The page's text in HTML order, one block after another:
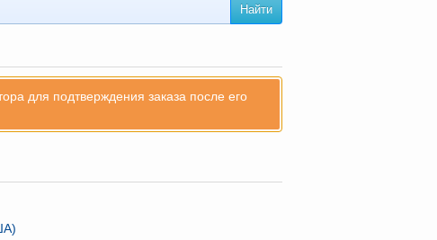
Найти
для подтверждения заказа после его